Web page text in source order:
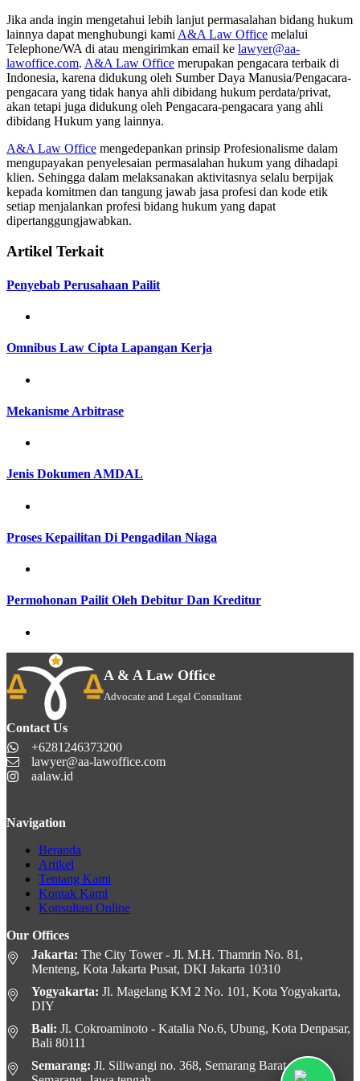
Jika anda ingin mengetahui lebih lanjut permasalahan bidang hukum
lainnya dapat menghubungi kami A&A Law Office melalui
Telephone/WA di atau mengirimkan email ke lawyer@aa-
lawoffice.com. A&A Law Office merupakan pengacara terbaik di
Indonesia, karena didukung oleh Sumber Daya Manusia/Pengacara-
pengacara yang tidak hanya ahli dibidang hukum perdata/privat,
akan tetapi juga didukung oleh Pengacara-pengacara yang ahli
dibidang Hukum yang lainnya.
A&A Law Office mengedepankan prinsip Profesionalisme dalam
mengupayakan penyelesaian permasalahan hukum yang dihadapi
klien. Sehingga dalam melaksanakan aktivitasnya selalu berpijak
kepada komitmen dan tangung jawab jasa profesi dan kode etik
setiap menjalankan profesi bidang hukum yang dapat
dipertanggungjawabkan.
Artikel Terkait
Penyebab Perusahaan Pailit
Omnibus Law Cipta Lapangan Kerja
Mekanisme Arbitrase
Jenis Dokumen AMDAL
Proses Kepailitan Di Pengadilan Niaga
Permohonan Pailit Oleh Debitur Dan Kreditur
A & A Law Office
Advocate and Legal Consultant
Contact Us
+6281246373200
lawyer@aa-lawoffice.com
aalaw.id
Navigation
Beranda
Artikel
Tentang Kami
Kontak Kami
Konsultasi Online
Our Offices
Jakarta: The City Tower - Jl. M.H. Thamrin No. 81,
Menteng, Kota Jakarta Pusat, DKI Jakarta 10310
Yogyakarta: Jl. Magelang KM 2 No. 101, Kota Yogyakarta,
DIY
Bali: Jl. Cokroaminoto - Katalia No.6, Ubung, Kota Denpasar,
Bali 80111
Semarang: Jl. Siliwangi no. 368, Semarang Barat, Kota